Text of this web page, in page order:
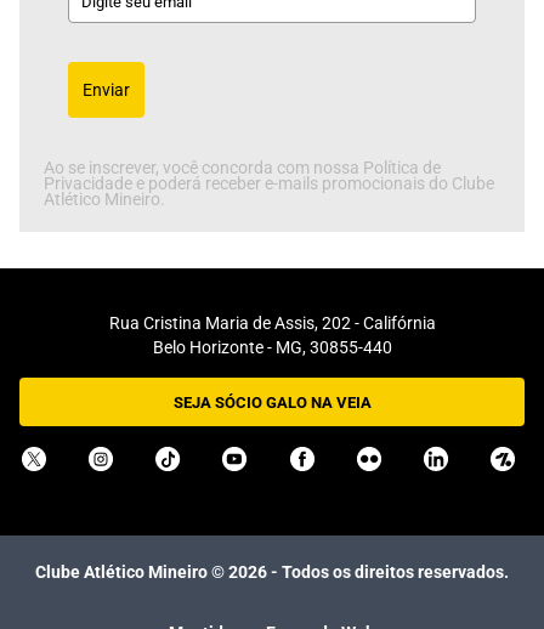
Enviar
Ao se inscrever, você concorda com nossa Política de
Privacidade e poderá receber e-mails promocionais do Clube
Atlético Mineiro.
Rua Cristina Maria de Assis, 202 - Califórnia
Belo Horizonte - MG, 30855-440
SEJA SÓCIO GALO NA VEIA
Clube Atlético Mineiro ©2026- Todos os direitos reservados.